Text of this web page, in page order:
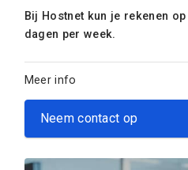
Bij Hostnet kun je rekenen
dagen per week.
Meer info
Neem contact op